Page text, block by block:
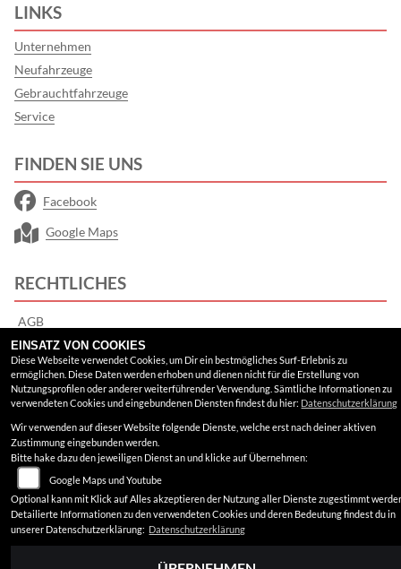
LINKS
Unternehmen
Neufahrzeuge
Gebrauchtfahrzeuge
Service
FINDEN SIE UNS
Facebook
Google Maps
RECHTLICHES
AGB
Impressum
Datenschutz
Disclaimer
Barrierefreiheit
EINSATZ VON COOKIES
Diese Webseite verwendet Cookies, um Dir ein bestmögliches Surf-Erlebnis zu
ermöglichen. Diese Daten werden erhoben und dienen nicht für die Erstellung von
Nutzungsprofilen oder anderer weiterführender Verwendung. Sämtliche Informationen zu
verwendeten Cookies und eingebundenen Diensten findest du hier: Datenschutzerklärung
Wir verwenden auf dieser Website folgende Dienste, welche erst nach deiner aktiven
Zustimmung eingebunden werden.
Bitte hake dazu den jeweiligen Dienst an und klicke auf Übernehmen:
Google Maps und Youtube
Optional kann mit Klick auf Alles akzeptieren der Nutzung aller Dienste zugestimmt
Detailierte Informationen zu den verwendeten Cookies und deren Bedeutung findest du in
unserer Datenschutzerklärung: Datenschutzerklärung